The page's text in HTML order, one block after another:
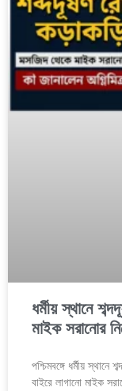
ধর্মীয় স্থানে
মাইক সরানোর
পশ্চিমবঙ্গে ধর্মীয়
বাইরে লাগানো মাইক